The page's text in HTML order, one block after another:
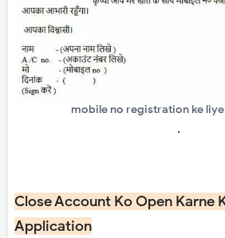
mobile no registration ke
.
Close Account Ko Open Karne
Application